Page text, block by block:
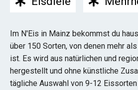
Im N'Eis in Mainz bekommst du
über 150 Sorten, von denen mehr
ist. Es wird aus natürlichen und
hergestellt und ohne künstliche
tägliche Auswahl von 9-12